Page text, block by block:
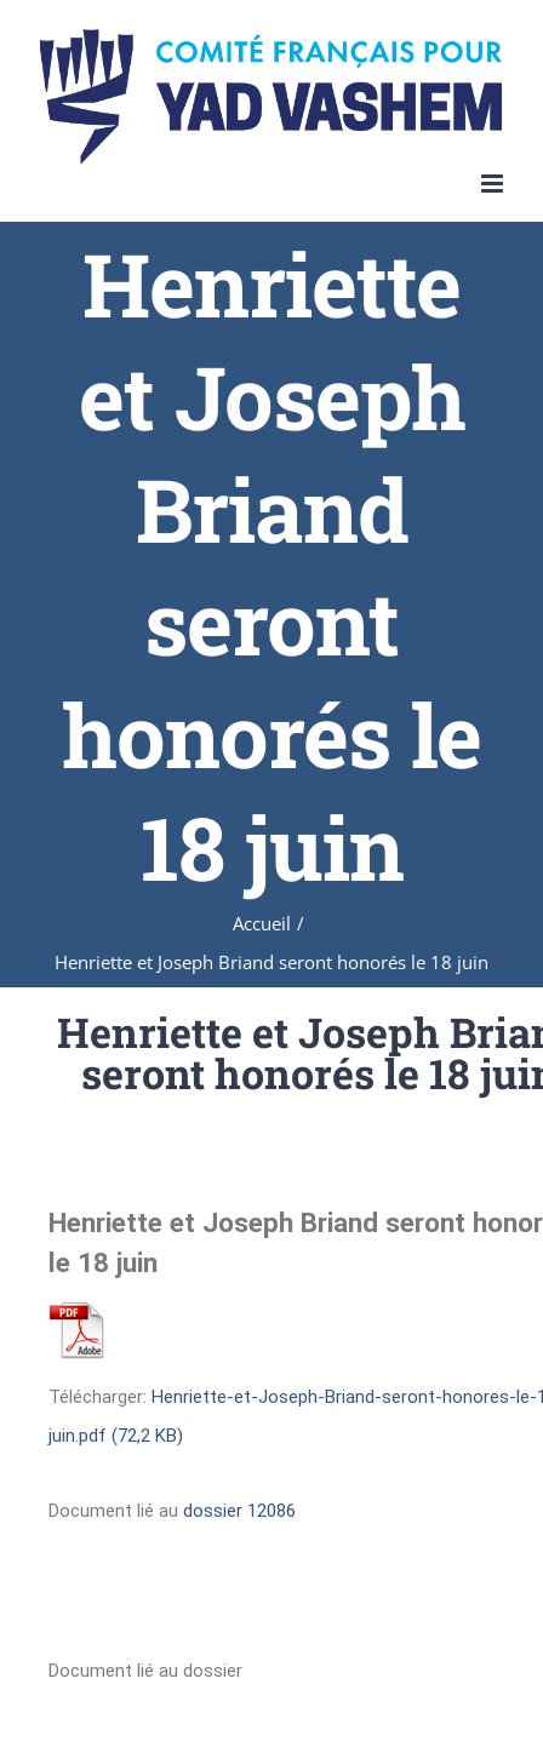
Henriette
et Joseph
Briand
seront
honorés le
18 juin
Accueil /
Henriette et Joseph Briand seront honorés le 18 juin
Henriette et Joseph
seront honorés le 18
Henriette et Joseph Briand seront
le 18 juin
Télécharger: Henriette-et-Joseph-Briand-seront-honores-le-
juin.pdf (72,2 KB)
Document lié au dossier 12086
Document lié au dossier